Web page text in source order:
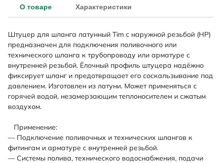
О товаре Характеристики
Штуцер для шланга латунный Tim с наружной резьбой (НР)
предназначен для подключения поливочного или
технического шланга к трубопроводу или арматуре с
внутренней резьбой. Ёлочный профиль штуцера надёжно
фиксирует шланг и предотвращает его соскальзывание под
давлением. Изготовлен из латуни. Может применяться с
горячей водой, незамерзающим теплоносителем и сжатым
воздухом.
Применение:
— Подключение поливочных и технических шлангов к
фитингам и арматуре с внутренней резьбой.
— Системы полива, технического водоснабжения, подачи